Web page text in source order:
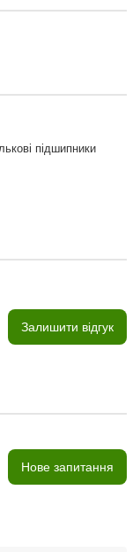
підшипники
Залишити відгук
Нове запитання